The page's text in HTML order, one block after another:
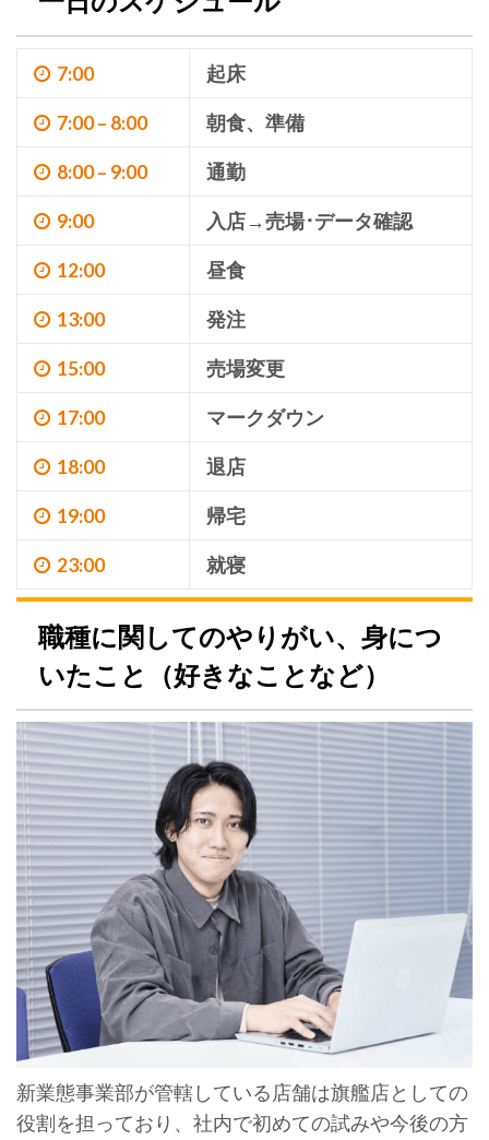
7:00 起床
7:00 – 8:00 朝食、準備
8:00 – 9:00 通勤
9:00 入店→売場･データ確認
12:00 昼食
13:00 発注
15:00 売場変更
17:00 マークダウン
18:00 退店
19:00 帰宅
23:00 就寝
職種に関してのやりがい、身につ
いたこと（好きなことなど）
新業態事業部が管轄している店舗は旗艦店としての
役割を担っており、社内で初めての試みや今後の方